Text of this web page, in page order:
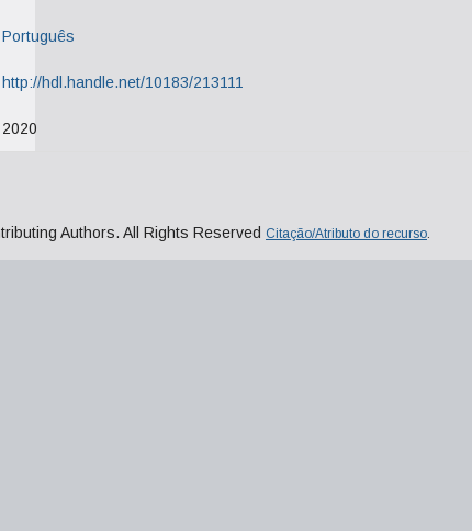
Português
http://hdl.handle.net/10183/213111
2020
Authors. All Rights Reserved Citação/Atributo do recurso.